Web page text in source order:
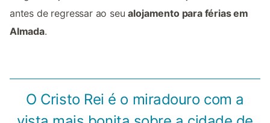
antes de regressar ao seualojamento para férias em
Almada.
O Cristo Rei é o miradouro com a